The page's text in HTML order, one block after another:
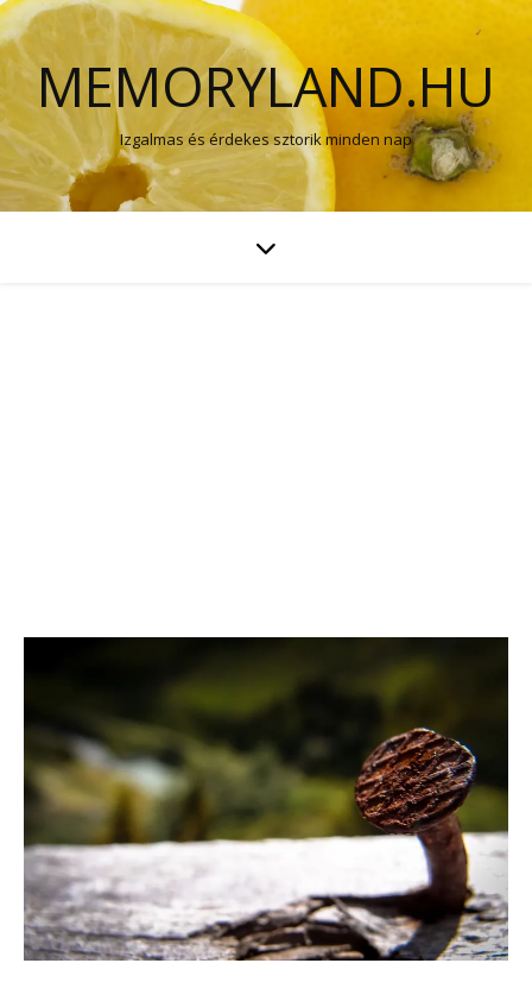
MEMORYLAND.HU
Izgalmas és érdekes sztorik minden nap